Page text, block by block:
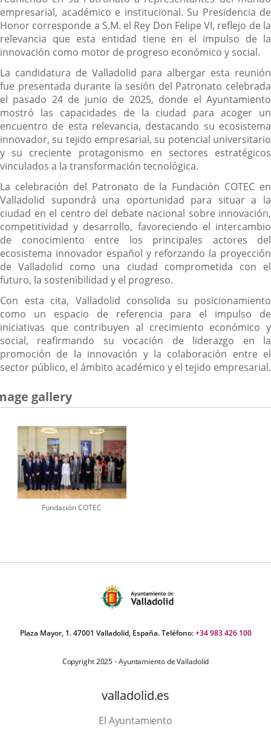
empresarial, académico e institucional. Su Presidencia de
Honor corresponde a S.M. el Rey Don Felipe VI, reflejo de la
relevancia que esta entidad tiene en el impulso de la
innovación como motor de progreso económico y social.
La candidatura de Valladolid para albergar esta reunión
fue presentada durante la sesión del Patronato celebrada
el pasado 24 de junio de 2025, donde el Ayuntamiento
mostró las capacidades de la ciudad para acoger un
encuentro de esta relevancia, destacando su ecosistema
innovador, su tejido empresarial, su potencial universitario
y su creciente protagonismo en sectores estratégicos
vinculados a la transformación tecnológica.
La celebración del Patronato de la Fundación COTEC en
Valladolid supondrá una oportunidad para situar a la
ciudad en el centro del debate nacional sobre innovación,
competitividad y desarrollo, favoreciendo el intercambio
de conocimiento entre los principales actores del
ecosistema innovador español y reforzando la proyección
de Valladolid como una ciudad comprometida con el
futuro, la sostenibilidad y el progreso.
Con esta cita, Valladolid consolida su posicionamiento
como un espacio de referencia para el impulso de
iniciativas que contribuyen al crecimiento económico y
social, reafirmando su vocación de liderazgo en la
promoción de la innovación y la colaboración entre el
sector público, el ámbito académico y el tejido empresarial.
gallery
Fundación COTEC
Plaza Mayor, 1. 47001 Valladolid, España. Teléfono:+34 983 426 100
Copyright 2025 - Ayuntamiento de Valladolid
valladolid.es
El Ayuntamiento